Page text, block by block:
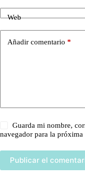
Web
Añadir comentario *
Guarda mi nombre,
navegador para la próxima
Publicar el